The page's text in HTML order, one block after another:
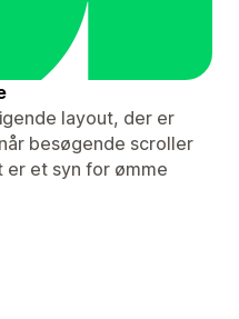
layout, der er
besøgende scroller
er et syn for ømme